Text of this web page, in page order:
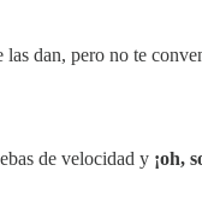
dan, pero no te
de velocidad y ¡oh,